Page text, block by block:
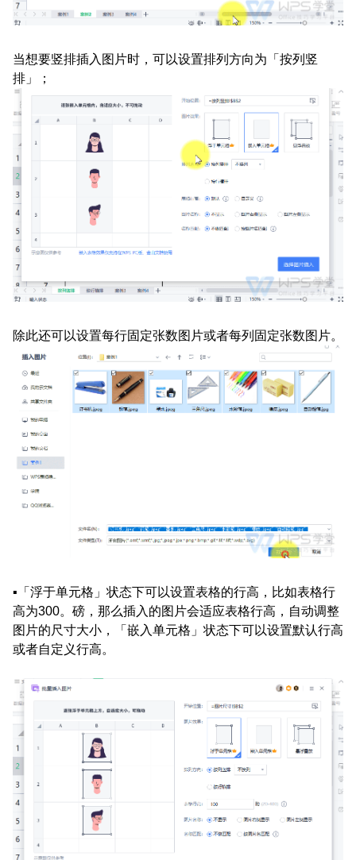
当想要竖排插入图片时，可以设置排列方向为「按列竖
排」；
除此还可以设置每行固定张数图片或者每列固定张数图片。
▪「浮于单元格」状态下可以设置表格的行高，比如表格行
高为300。磅，那么插入的图片会适应表格行高，自动调整
图片的尺寸大小，
「嵌入单元格」状态下可以设置默认行高
或者自定义行高。